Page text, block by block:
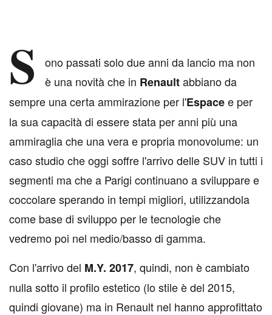
S
ono passati solo due anni da lancio ma non
è una novità che in Renaultabbiano da
sempre una certa ammirazione per l'Espacee per
la sua capacità di essere stata per anni più una
ammiraglia che una vera e propria monovolume: un
caso studio che oggi soffre l'arrivo delle SUV in tutti i
segmenti ma che a Parigi continuano a sviluppare e
coccolare sperando in tempi migliori, utilizzandola
come base di sviluppo per le tecnologie che
vedremo poi nel medio/basso di gamma.
Con l'arrivo del M.Y. 2017, quindi, non è cambiato
nulla sotto il profilo estetico (lo stile è del 2015,
quindi giovane) ma in Renault nel hanno approfittato